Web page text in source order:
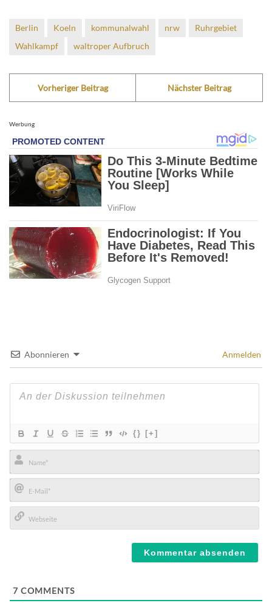
Berlin Koeln kommunalwahl nrw
Ruhrgebiet
Wahlkampf
waltroper Aufbruch
Vorheriger Beitrag Nächster Beitrag
Werbung
Abonnieren Anmelden
{} [+]
Name*
E-
Mail*
7 COMMENTS